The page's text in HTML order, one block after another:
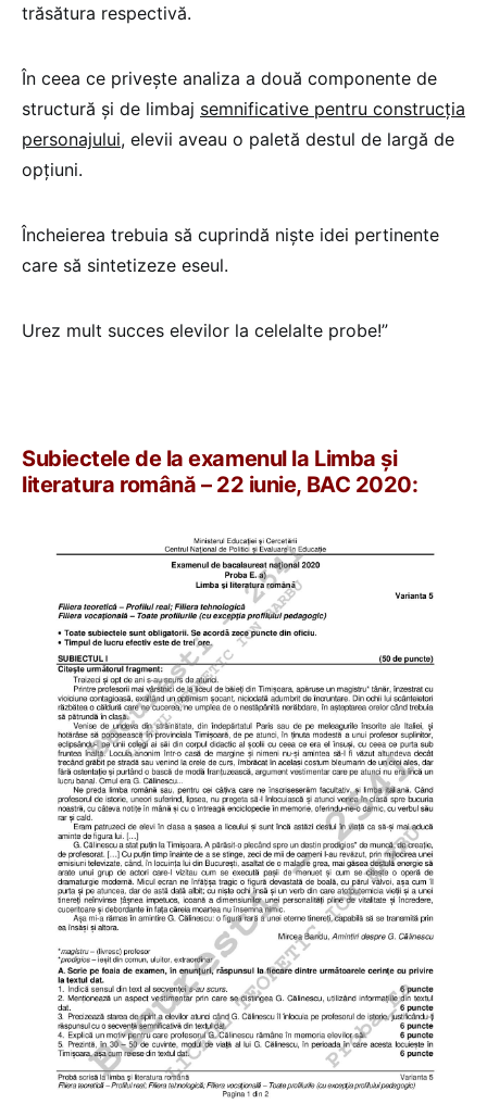
trăsătura respectivă.
În ceea ce privește analiza a două componente de
structură și de limbaj semnificative pentru construcția
personajului, elevii aveau o paletă destul de largă de
opțiuni.
Încheierea trebuia să cuprindă niște idei pertinente
care să sintetizeze eseul.
Urez mult succes elevilor la celelalte probe!”
Subiectele de la examenul la Limba și
literatura română – 22 iunie, BAC 2020: